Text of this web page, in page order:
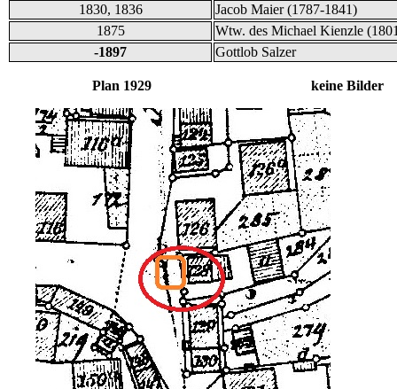
1830, 1836
Jacob Maier (1787-1841)
1875
Wtw. des Michael Kienzle
-1897
Gottlob Salzer
Plan 1929 keine Bilder